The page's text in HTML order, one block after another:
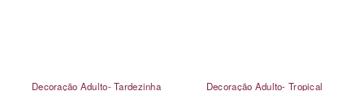
Decoração Adulto- Tardezinha Decoração Adulto- Tropical